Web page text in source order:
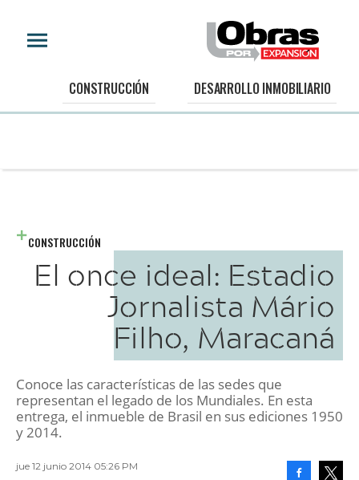
CONSTRUCCIÓN DESARROLLO INMOBILIARIO
CONSTRUCCIÓN
El once ideal: Estadio
Jornalista Mário
Filho, Maracaná
Conoce las características de las sedes que
representan el legado de los Mundiales. En esta
entrega, el inmueble de Brasil en sus ediciones 1950
y 2014.
jue 12 junio 2014 05:26 PM